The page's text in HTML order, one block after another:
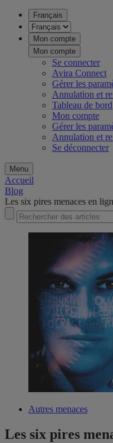
Français
Mon compte
Mon compte
Se connecter
Avira Connect
Gérer les
Annulation et
Tableau de bord
Mon compte
Gérer les
Annulation et
Se déconnecter
Menu
Accueil
Blog
Les six pires menaces en
Autres menaces
Les six pires